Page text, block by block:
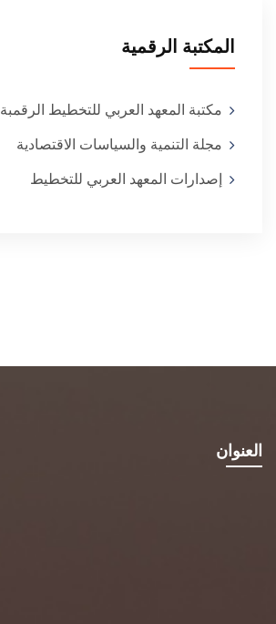
المكتبة الرقمية
مكتبة المعهد العربي للتخطيط الرقمبة
مجلة التنمية والسياسات الاقتصادية
إصدارات المعهد العربي للتخطيط
العنوان